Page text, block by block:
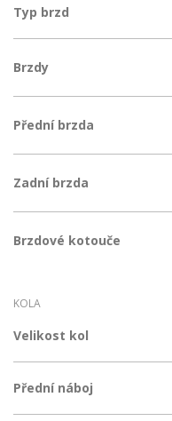
Typ brzd
Brzdy
Přední brzda
Zadní brzda
Brzdové kotouče
KOLA
Velikost kol
Přední náboj